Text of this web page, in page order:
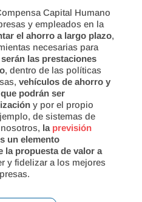
Capital Humano
y empleados en la
el ahorro a largo plazo,
necesarias para
las prestaciones
, dentro de las políticas
vehículos de ahorro y
podrán ser
y por el propio
de sistemas de
la previsión
un elemento
la propuesta de valor a
y fidelizar a los mejores